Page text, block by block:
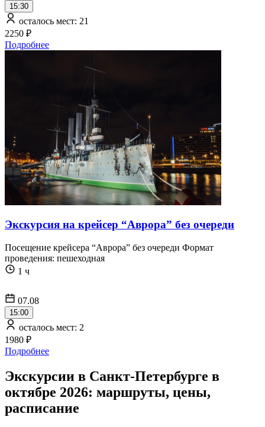
15:30
осталось мест: 21
2250 ₽
Подробнее
Экскурсия на крейсер “Аврора” без очереди
Посещение крейсера “Аврора” без очереди Формат
проведения: пешеходная
1 ч
07.08
15:00
осталось мест: 2
1980 ₽
Подробнее
Экскурсии в Санкт-Петербурге в
октябре 2026: маршруты, цены,
расписание